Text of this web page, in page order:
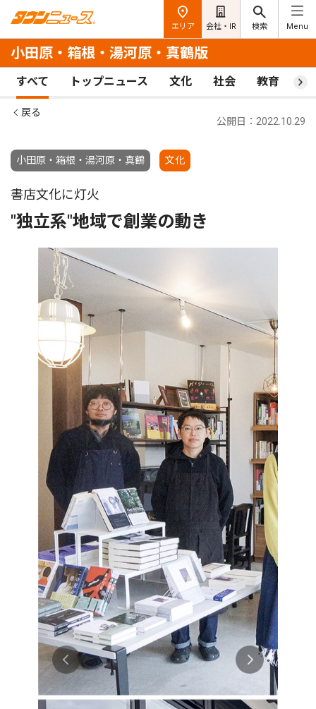
エリア 会社・IR 検索 Menu
小田原・箱根・湯河原・真鶴版
すべて トップニュース 文化 社会 教育 ス
戻る
小田原・箱根・湯河原・真鶴 文化
公開日：2022.10.29
書店文化に灯火
"独立系"地域で創業の動き